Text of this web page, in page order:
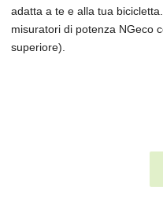
adatta a te e alla tua
misuratori di potenza NGeco
superiore).